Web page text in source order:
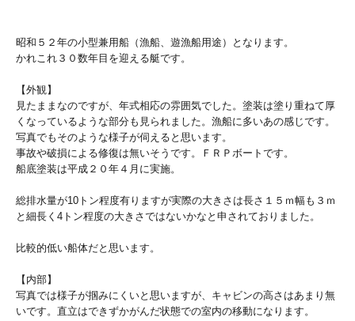
昭和５２年の小型兼用船（漁船、遊漁船用途）となります。
かれこれ３０数年目を迎える艇です。
【外観】
見たままなのですが、年式相応の雰囲気でした。塗装は塗り重ねて厚
くなっているような部分も見られました。漁船に多いあの感じです。
写真でもそのような様子が伺えると思います。
事故や破損による修復は無いそうです。ＦＲＰボートです。
船底塗装は平成２０年４月に実施。
総排水量が10トン程度有りますが実際の大きさは長さ１５ｍ幅も３ｍ
と細長く4トン程度の大きさではないかなと申されておりました。
比較的低い船体だと思います。
【内部】
写真では様子が掴みにくいと思いますが、キャビンの高さはあまり無
いです。直立はできずかがんだ状態での室内の移動になります。